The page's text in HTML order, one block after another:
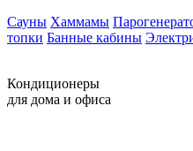
Сауны Хаммамы
топки Банные кабины
Кондиционеры
для дома и офиса